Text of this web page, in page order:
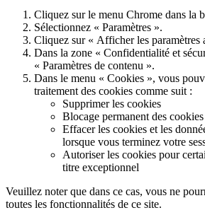
Cliquez sur le menu Chrome dans la
Sélectionnez « Paramètres ».
Cliquez sur « Afficher les paramètres
Dans la zone « Confidentialité et
« Paramètres de contenu ».
Dans le menu « Cookies », vous
traitement des cookies comme suit :
Supprimer les cookies
Blocage permanent des cookies
Effacer les cookies et les
lorsque vous terminez votre
Autoriser les cookies pour
titre exceptionnel
Veuillez noter que dans ce cas, vous ne
toutes les fonctionnalités de ce site.